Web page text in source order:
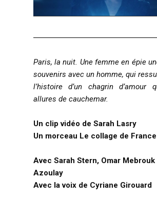
Paris, la nuit. Une femme en épie
souvenirs avec un homme, qui
l’histoire d’un chagrin d’amour
allures de cauchemar.
Un clip vidéo de Sarah Lasry
Un morceau Le collage de France
Avec Sarah Stern, Omar
Azoulay
Avec la voix de Cyriane Girouard